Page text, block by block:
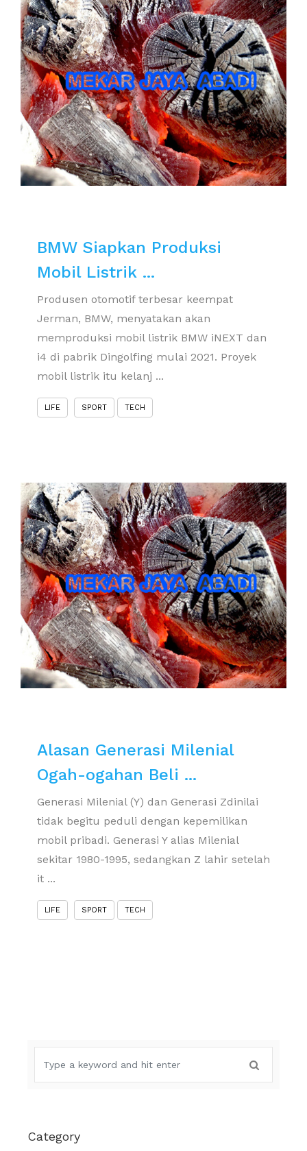
BMW Siapkan Produksi
Mobil Listrik ...
Produsen otomotif terbesar keempat
Jerman, BMW, menyatakan akan
memproduksi mobil listrik BMW iNEXT dan
i4 di pabrik Dingolfing mulai 2021. Proyek
mobil listrik itu kelanj ...
LIFE SPORT TECH
Alasan Generasi Milenial
Ogah-ogahan Beli ...
Generasi Milenial (Y) dan Generasi Zdinilai
tidak begitu peduli dengan kepemilikan
mobil pribadi. Generasi Y alias Milenial
sekitar 1980-1995, sedangkan Z lahir setelah
it ...
LIFE SPORT TECH
Category